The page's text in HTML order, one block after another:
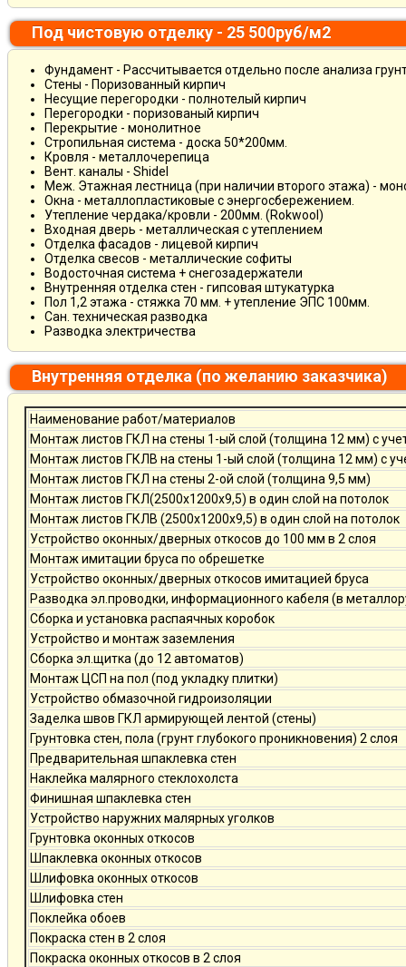
Под чистовую отделку - 25 500руб/м2
Фундамент - Рассчитывается отдельно после анализа
Стены - Поризованный кирпич
Несущие перегородки - полнотелый кирпич
Перегородки - поризованый кирпич
Перекрытие - монолитное
Стропильная система - доска 50*200мм.
Кровля - металлочерепица
Вент. каналы - Shidel
Меж. Этажная лестница (при наличии второго этажа) -
Окна - металлопластиковые с энергосбережением.
Утепление чердака/кровли - 200мм. (Rokwool)
Входная дверь - металлическая с утеплением
Отделка фасадов - лицевой кирпич
Отделка свесов - металлические софиты
Водосточная система + снегозадержатели
Внутренняя отделка стен - гипсовая штукатурка
Пол 1,2 этажа - стяжка 70 мм. + утепление ЭПС 100мм.
Сан. техническая разводка
Разводка электричества
Внутренняя отделка (по желанию заказчика)
Наименование работ/материалов
Монтаж листов ГКЛ на стены 1-ый слой (толщина 12 мм) с
Монтаж листов ГКЛВ на стены 1-ый слой (толщина 12 мм) с
Монтаж листов ГКЛ на стены 2-ой слой (толщина 9,5 мм)
Монтаж листов ГКЛ(2500х1200х9,5) в один слой на потолок
Монтаж листов ГКЛВ (2500х1200х9,5) в один слой на потолок
Устройство оконных/дверных откосов до 100 мм в 2 слоя
Монтаж имитации бруса по обрешетке
Устройство оконных/дверных откосов имитацией бруса
Разводка эл.проводки, информационного кабеля (в
Сборка и установка распаячных коробок
Устройство и монтаж заземления
Сборка эл.щитка (до 12 автоматов)
Монтаж ЦСП на пол (под укладку плитки)
Устройство обмазочной гидроизоляции
Заделка швов ГКЛ армирующей лентой (стены)
Грунтовка стен, пола (грунт глубокого проникновения) 2 слоя
Предварительная шпаклевка стен
Наклейка малярного стеклохолста
Финишная шпаклевка стен
Устройство наружних малярных уголков
Грунтовка оконных откосов
Шпаклевка оконных откосов
Шлифовка оконных откосов
Шлифовка стен
Поклейка обоев
Покраска стен в 2 слоя
Покраска оконных откосов в 2 слоя